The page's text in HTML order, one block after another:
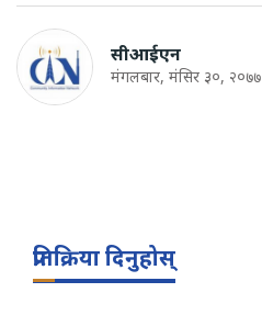
सीआईएन
मंगलबार, मंसिर ३०, २०७७
प्रतिक्रिया दिनुहोस्